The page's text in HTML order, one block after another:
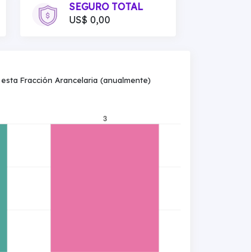
SEGURO TOTAL
US$ 0,00
Fracción Arancelaria (anualmente)